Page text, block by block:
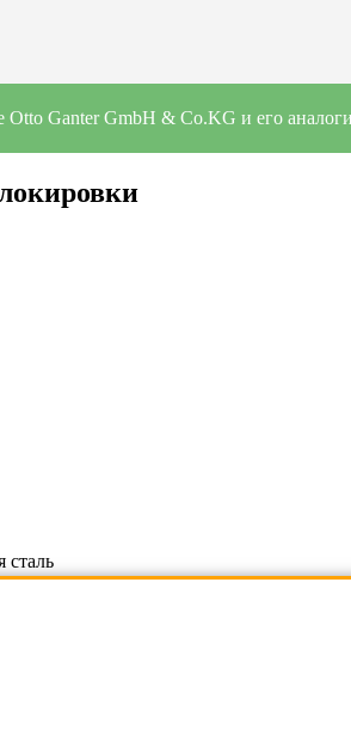
Ganter GmbH & Co.KG и его
сталь